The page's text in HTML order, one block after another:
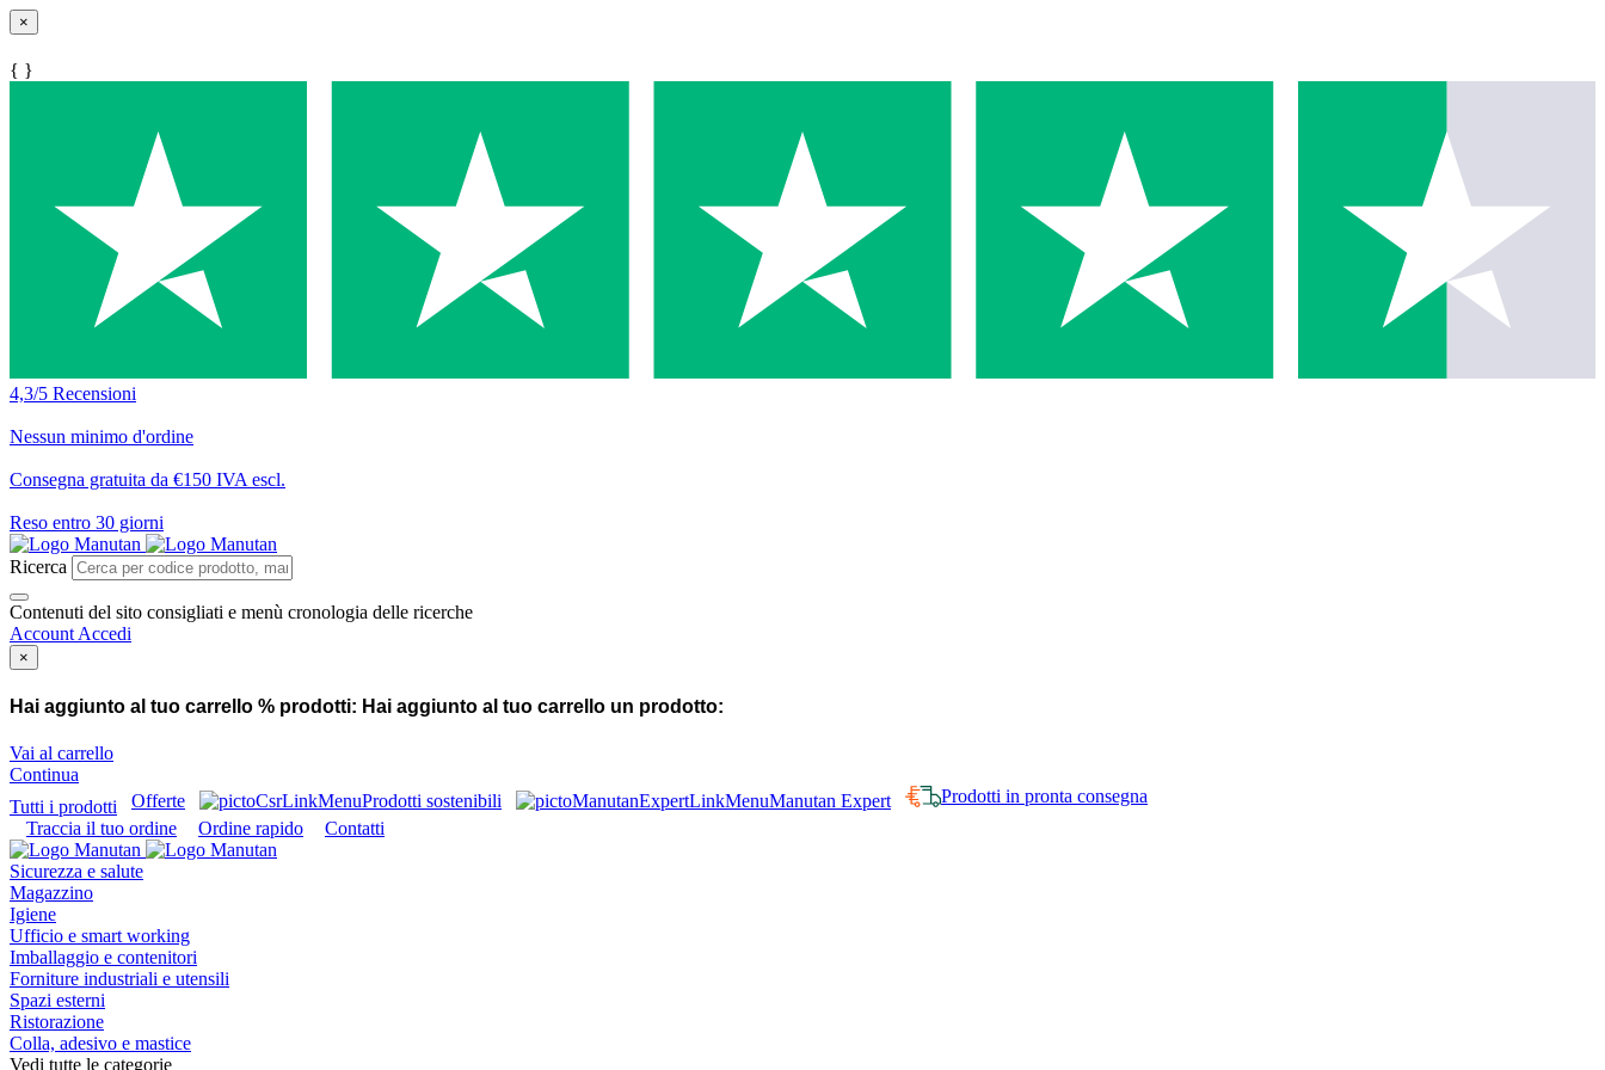
×
{ }
4,3/5 Recensioni
Nessun minimo d'ordine
Consegna gratuita da €150 IVA escl.
Reso entro 30 giorni
Ricerca
Contenuti del sito consigliati e menù cronologia delle ricerche
Account Accedi
×
Hai aggiunto al tuo carrello % prodotti: Hai aggiunto al tuo carrello un prodotto:
Vai al carrello
Continua
Tutti i prodotti
Offerte Prodotti sostenibili Manutan Expert
Prodotti in pronta consegna
Traccia il tuo ordine
Ordine rapido Contatti
Sicurezza e salute
Magazzino
Igiene
Ufficio e smart working
Imballaggio e contenitori
Forniture industriali e utensili
Spazi esterni
Ristorazione
Colla, adesivo e mastice
Vedi tutte le categorie